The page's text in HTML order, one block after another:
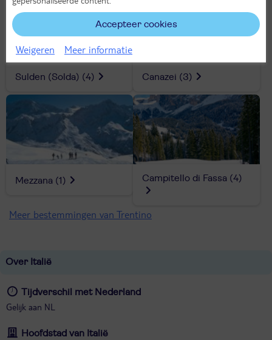
Sulden (Solda) (4) Canazei (3)
Mezzana (1) Campitello di Fassa (4)
Meer bestemmingen van Trentino
Over Italië
Tijdverschil met Nederland
Gelijk aan NL
Hoofdstad van Italië
Accepteer cookies
Weigeren Meer informatie